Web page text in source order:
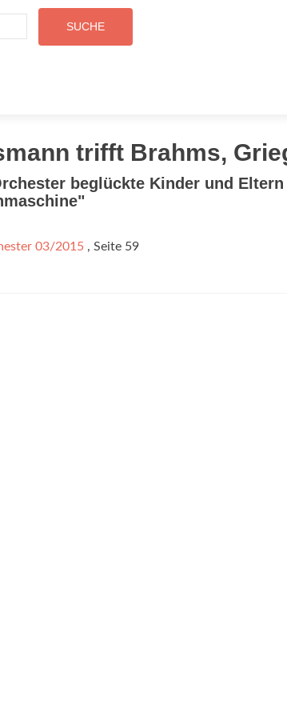
trifft Brahms,
beglückte Kinder und
03/2015 , Seite 59